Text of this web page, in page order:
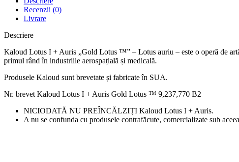
Recenzii (0)
Livrare
Descriere
Kaloud Lotus I + Auris „Gold Lotus ™” – Lotus auriu – este o operă de
primul rând în industriile aerospațială și medicală.
Produsele Kaloud sunt brevetate și fabricate în SUA.
Nr. brevet Kaloud Lotus I + Auris Gold Lotus ™ 9,237,770 B2
NICIODATĂ NU PREÎNCĂLZIȚI Kaloud Lotus I + Auris.
A nu se confunda cu produsele contrafăcute, comercializate sub